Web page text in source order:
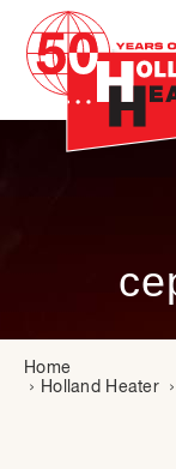
Home
Holland Heater